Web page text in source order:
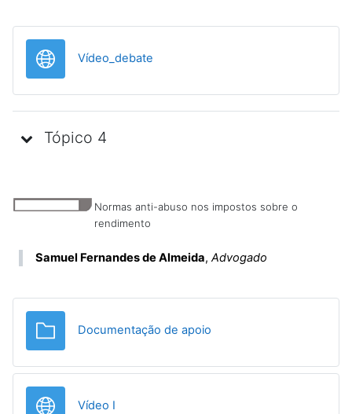
Vídeo_debate
Tópico 4
Normas anti-abuso nos impostos sobre o
rendimento
Samuel Fernandes de Almeida, Advogado
Documentação de apoio
Vídeo I